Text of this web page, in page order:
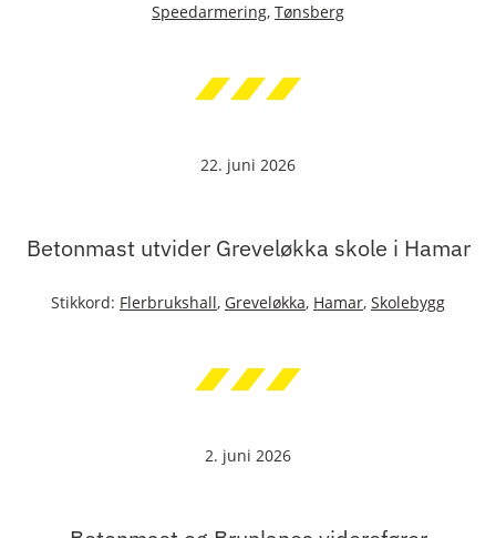
Speedarmering, Tønsberg
22. juni 2026
Betonmast utvider Greveløkka skole i Hamar
Stikkord: Flerbrukshall, Greveløkka, Hamar, Skolebygg
2. juni 2026